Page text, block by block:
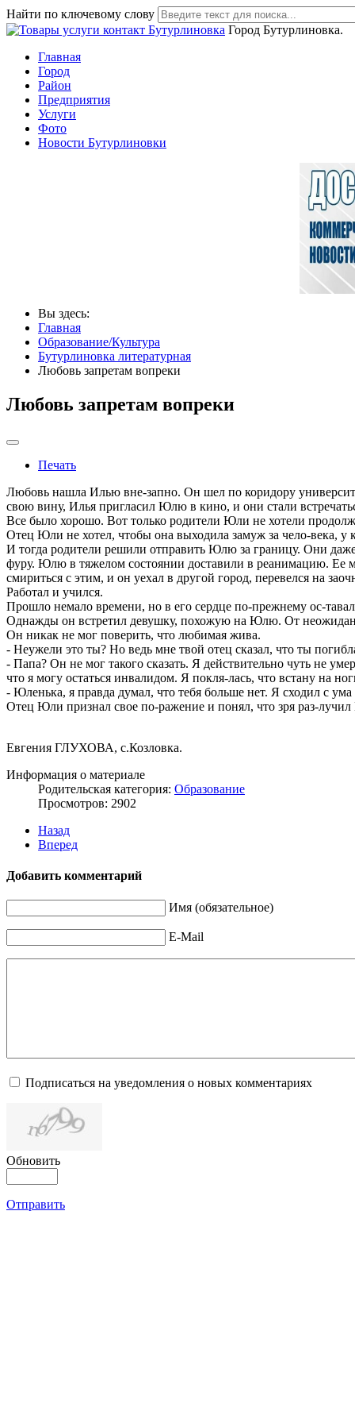
Найти по ключевому слову
Город Бутурлиновка.
Главная
Город
Район
Предприятия
Услуги
Фото
Новости Бутурлиновки
Вы здесь:
Главная
Образование/Культура
Бутурлиновка литературная
Любовь запретам вопреки
Любовь запретам вопреки
Печать
Любовь нашла Илью вне-запно. Он шел по коридору
свою вину, Илья пригласил Юлю в кино, и они стали
Все было хорошо. Вот только родители Юли не хотели
Отец Юли не хотел, чтобы она выходила замуж за чело-века,
И тогда родители решили отправить Юлю за границу. Они
фуру. Юлю в тяжелом состоянии доставили в реанимацию. Ее
смириться с этим, и он уехал в другой город, перевелся на
Работал и учился.
Прошло немало времени, но в его сердце по-прежнему ос-
Однажды он встретил девушку, похожую на Юлю. От
Он никак не мог поверить, что любимая жива.
- Неужели это ты? Но ведь мне твой отец сказал, что ты
- Папа? Он не мог такого сказать. Я действительно чуть не
что я могу остаться инвалидом. Я покля-лась, что встану на
- Юленька, я правда думал, что тебя больше нет. Я сходил с
Отец Юли признал свое по-ражение и понял, что зря раз-
Евгения ГЛУХОВА, с.Козловка.
Информация о материале
Родительская категория: Образование
Просмотров: 2902
Назад
Вперед
Добавить комментарий
Имя (обязательное)
E-Mail
Подписаться на уведомления о новых комментариях
Обновить
Отправить